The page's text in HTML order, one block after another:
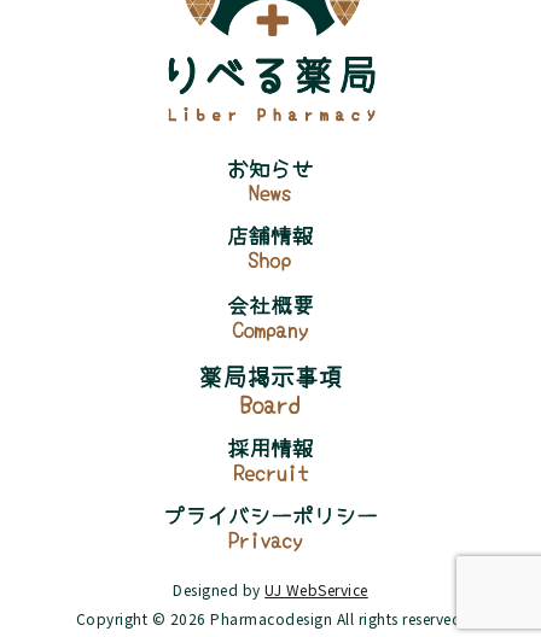
Designed byUJ WebService
Copyright © 2026 Pharmacodesign All rights reserved.